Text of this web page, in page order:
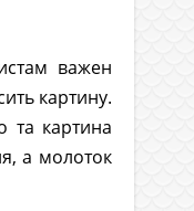
важен
картину.
та картина
а молоток